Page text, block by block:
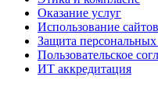
Оказание услуг
Использование сайтов
Защита
Пользовательское
ИТ аккредитация